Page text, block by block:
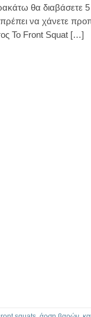
θα διαβάσετε 5
να χάνετε
Το Front Squat […]